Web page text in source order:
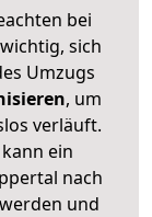
bei
sich
Umzugs
, um
verläuft.
ein
nach
und